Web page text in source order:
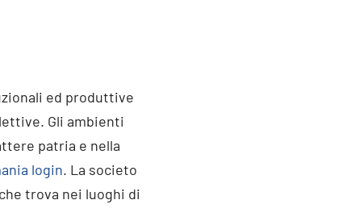
ed produttive
Gli ambienti
patria e nella
login. La societo
trova nei luoghi di